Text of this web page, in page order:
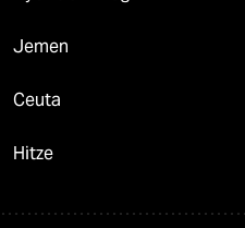
Jemen
Ceuta
Hitze